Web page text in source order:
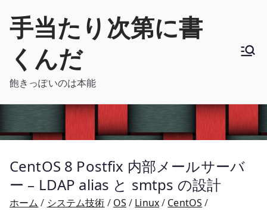
手当たり次第に書
くんだ
飽きっぽいのは本能
CentOS 8 Postfix 内部メールサーバ
ー – LDAP alias と smtps の設計
ホーム システム技術 OS Linux
CentOS